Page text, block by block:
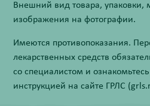
Внешний вид товара, упаковки,
изображения на фотографии.
Имеются противопоказания.
лекарственных средств
со специалистом и
инструкцией на сайте ГРЛС